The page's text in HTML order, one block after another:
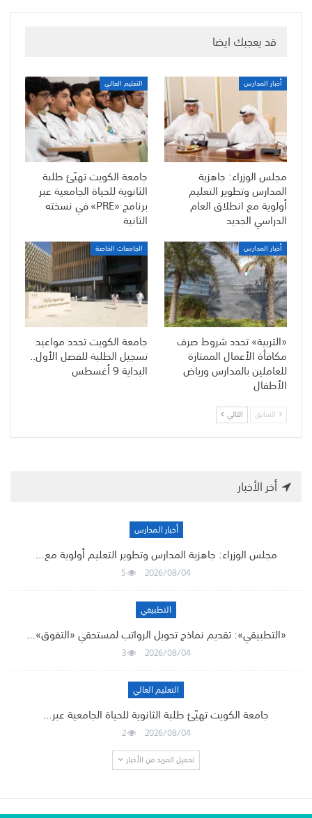
قد يعجبك ايضا
أخبار المدارس
مجلس الوزراء: جاهزية
المدارس وتطوير التعليم
أولوية مع انطلاق العام
الدراسي الجديد
التعليم العالي
جامعة الكويت تهيّئ طلبة
الثانوية للحياة الجامعية عبر
برنامج «PRE» في نسخته
الثانية
أخبار المدارس
«التربية» تحدد شروط صرف
مكافأة الأعمال الممتازة
للعاملين بالمدارس ورياض
الأطفال
الجامعات الخاصة
جامعة الكويت تحدد مواعيد
تسجيل الطلبة للفصل الأول..
البداية 9 أغسطس
السابق التالي
أخر الأخبار
أخبار المدارس
مجلس الوزراء: جاهزية المدارس وتطوير التعليم أولوية مع…
2026/08/04
5
التطبيقي
«التطبيقي»: تقديم نماذج تحويل الرواتب لمستحقي «التفوق»…
2026/08/04
3
التعليم العالي
جامعة الكويت تهيّئ طلبة الثانوية للحياة الجامعية عبر…
2026/08/04
2
تحميل المزيد من الأخبار